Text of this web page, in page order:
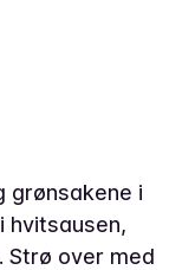
grønsakene i
hvitsausen,
Strø over med